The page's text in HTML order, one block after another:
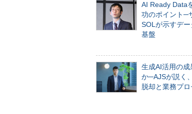
AI Ready Data
功のポイント─
SOLが示すデ
基盤
生成AI活用の
か─AJSが説く
脱却と業務プ